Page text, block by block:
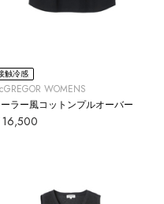
触冷感
WOMENS
ラー風コットンプルオーバー
16,500